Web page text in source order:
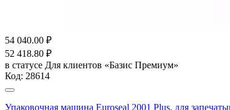
54 040.00 ₽
52 418.80 ₽
в статусе Для клиентов «Базис Премиум»
Код: 28614
Упаковочная машина Euroseal 2001 Plus, для